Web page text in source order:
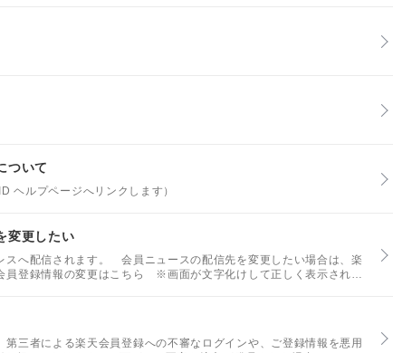
ついて
ヘルプページへリンクします）
変更したい
スへ配信されます。 会員ニュースの配信先を変更したい場合は、楽
登録情報の変更はこちら ※画面が文字化けして正しく表示されな
三者による楽天会員登録への不審なログインや、ご登録情報を悪用